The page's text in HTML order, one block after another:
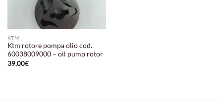
KTM
Ktm rotore pompa olio cod.
60038009000 – oil pump rotor
39,00€